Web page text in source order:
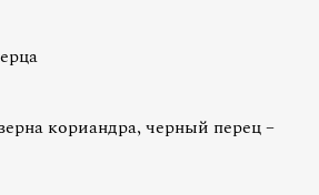
кориандра, черный перец –